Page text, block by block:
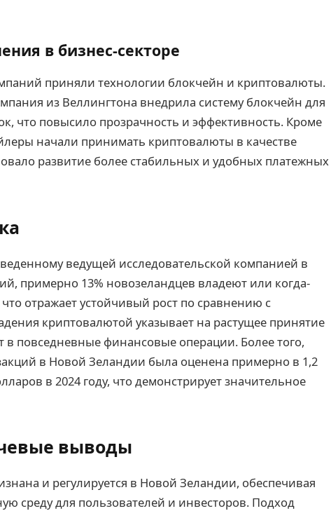
в бизнес-секторе
приняли технологии блокчейн и криптовалюты.
из Веллингтона внедрила систему блокчейн для
что повысило прозрачность и эффективность. Кроме
начали принимать криптовалюты в качестве
развитие более стабильных и удобных платежных
ведущей исследовательской компанией в
примерно 13% новозеландцев владеют или когда-
отражает устойчивый рост по сравнению с
криптовалютой указывает на растущее принятие
повседневные финансовые операции. Более того,
в Новой Зеландии была оценена примерно в 1,2
в 2024 году, что демонстрирует значительное
выводы
и регулируется в Новой Зеландии, обеспечивая
среду для пользователей и инвесторов. Подход